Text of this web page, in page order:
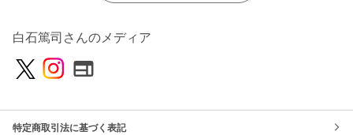
白石篤司さんのメディア
特定商取引法に基づく表記